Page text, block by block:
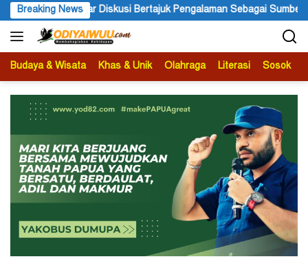
Langsung
ke
konten
Breaking News
Sebagai Sumber Pengetahuan Ketua APS Papua
Budaya & Wisata Khas & Unik Olahraga Literasi Sosok